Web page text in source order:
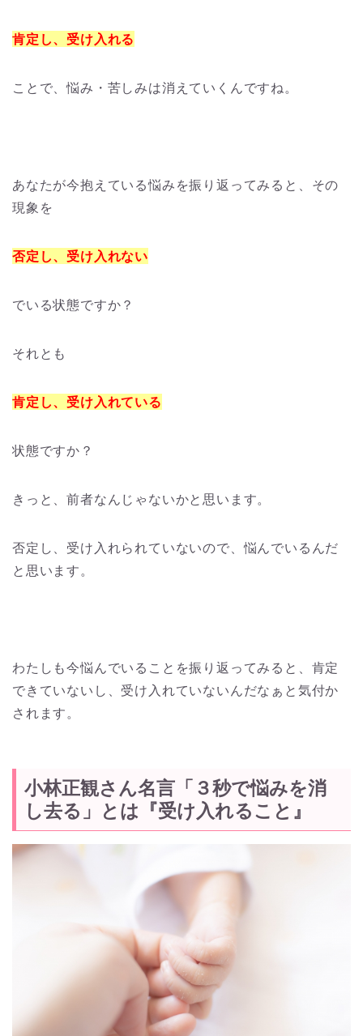
肯定し、受け入れる
ことで、悩み・苦しみは消えていくんですね。
あなたが今抱えている悩みを振り返ってみると、その
現象を
否定し、受け入れない
でいる状態ですか？
それとも
肯定し、受け入れている
状態ですか？
きっと、前者なんじゃないかと思います。
否定し、受け入れられていないので、悩んでいるんだ
と思います。
わたしも今悩んでいることを振り返ってみると、肯定
できていないし、受け入れていないんだなぁと気付か
されます。
小林正観さん名言「３秒で悩みを消
し去る」とは『受け入れること』